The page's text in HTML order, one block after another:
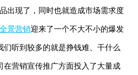
出现了，同时也就造成市场需求度
景营销迎来了一个不大不小的爆发
们听到较多的就是挣钱难、干什么
在营销宣传推广方面投入了大量成